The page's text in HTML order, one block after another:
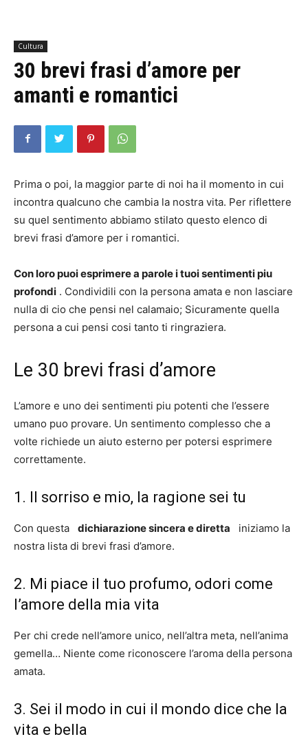
Cultura
30 brevi frasi d’amore per
amanti e romantici
Prima o poi, la maggior parte di noi ha il momento in cui
incontra qualcuno che cambia la nostra vita. Per riflettere
su quel sentimento abbiamo stilato questo elenco di
brevi frasi d’amore per i romantici.
Con loro puoi esprimere a parole i tuoi sentimenti piu
profondi . Condividili con la persona amata e non lasciare
nulla di cio che pensi nel calamaio; Sicuramente quella
persona a cui pensi cosi tanto ti ringraziera.
Le 30 brevi frasi d’amore
L’amore e uno dei sentimenti piu potenti che l’essere
umano puo provare. Un sentimento complesso che a
volte richiede un aiuto esterno per potersi esprimere
correttamente.
1. Il sorriso e mio, la ragione sei tu
Con questa dichiarazione sincera e diretta iniziamo la
nostra lista di brevi frasi d’amore.
2. Mi piace il tuo profumo, odori come
l’amore della mia vita
Per chi crede nell’amore unico, nell’altra meta, nell’anima
gemella… Niente come riconoscere l’aroma della persona
amata.
3. Sei il modo in cui il mondo dice che la
vita e bella